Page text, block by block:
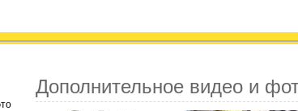
Дополнительное видео и